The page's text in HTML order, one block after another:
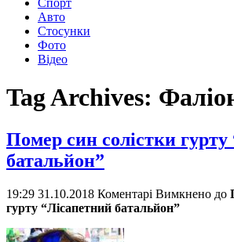
Авто
Стосунки
Фото
Відео
Tag Archives:
Помер син солістки
батальйон”
19:29 31.10.2018 Коментарі Вимкнено до
гурту “Лісапетний батальйон”